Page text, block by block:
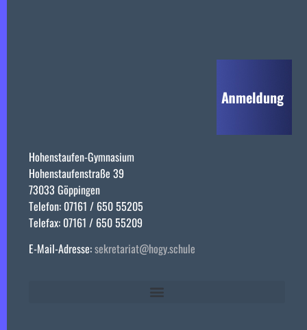
Hohenstaufen-Gymnasium
Hohenstaufenstraße 39
73033 Göppingen
Telefon: 07161 / 650 55205
Telefax: 07161 / 650 55209
E-Mail-Adresse:sekretariat@hogy.schule